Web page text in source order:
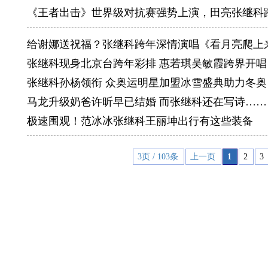
《王者出击》世界级对抗赛强势上演，田亮张继
给谢娜送祝福？张继科跨年深情演唱《看月亮爬上
张继科现身北京台跨年彩排 惠若琪吴敏霞跨界开唱
张继科孙杨领衔 众奥运明星加盟冰雪盛典助力冬奥
马龙升级奶爸许昕早已结婚 而张继科还在写诗……
极速围观！范冰冰张继科王丽坤出行有这些装备
3页 / 103条 上一页 1 2 3